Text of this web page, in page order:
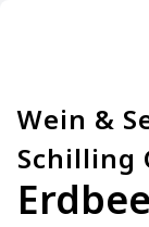
Wein &
Schilling